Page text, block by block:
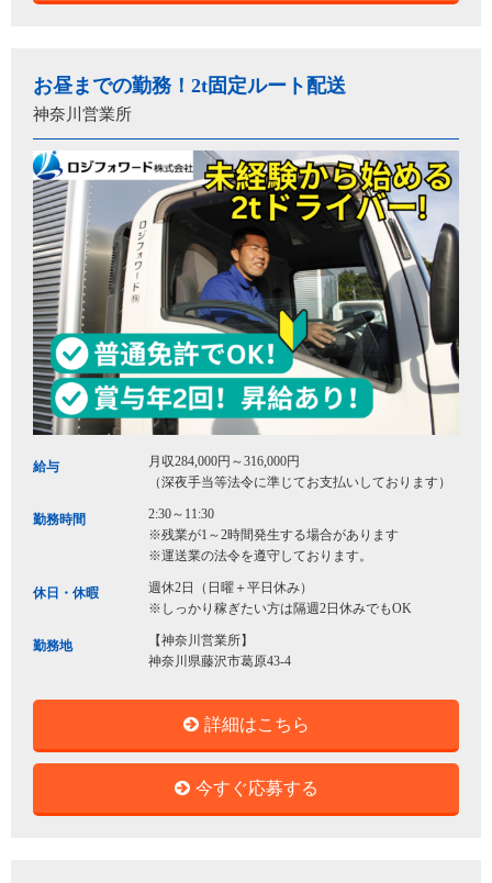
お昼までの勤務！2t固定ルート配送
神奈川営業所
給与
月収284,000円～316,000円
（深夜手当等法令に準じてお支払いしております）
勤務時間
2:30～11:30
※残業が1～2時間発生する場合があります
※運送業の法令を遵守しております。
休日・休暇
週休2日（日曜＋平日休み）
※しっかり稼ぎたい方は隔週2日休みでもOK
勤務地
【神奈川営業所】
神奈川県藤沢市葛原43-4
詳細はこちら
今すぐ応募する